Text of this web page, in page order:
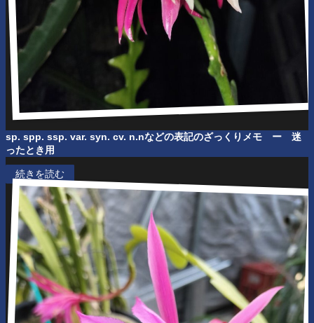
sp. spp. ssp. var. syn. cv. n.nなどの表記のざっくりメモ ー 迷
ったとき用
続きを読む